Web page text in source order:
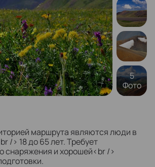
5
Фото
маршрута являются люди в
/> 18 до 65 лет. Требует
снаряжения и хорошей<br />